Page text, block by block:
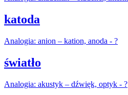
katoda
Analogia: anion – kation, anoda - ?
światło
Analogia: akustyk – dźwięk, optyk - ?